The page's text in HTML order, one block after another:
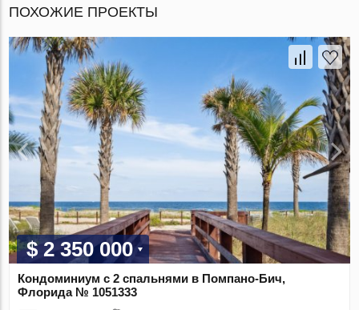
ПОХОЖИЕ ПРОЕКТЫ
$ 2 350 000
Кондоминиум с 2 спальнями в Помпано-Бич,
Флорида № 1051333